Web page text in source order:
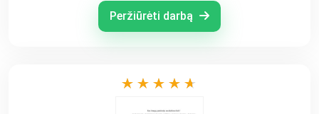
Peržiūrėti darbą